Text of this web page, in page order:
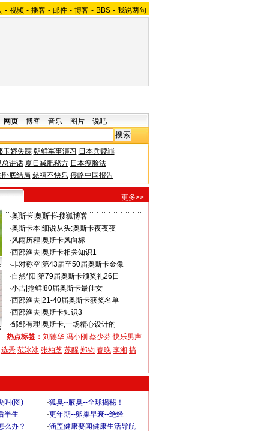
- 视频 - 播客 - 邮件 - 博客 - BBS - 我说两句
网页 博客 音乐 图片 说吧
玉娇失踪 朝鲜军事演习 日本兵赎罪
总讲话 夏日减肥秘方 日本瘦脸法
卧底结局 慈禧不快乐 侵略中国报告
更多>>
·奥斯卡| 奥斯卡-搜狐博客
·奥斯卡本| 细说从头:奥斯卡夜夜夜
·风雨历程 奥斯卡风向标
·西部渔夫 奥斯卡相关知识1
·非对称空| 第43届至50届奥斯卡金像
·自然*阳 第79届奥斯卡颁奖礼26日
·小吉| 抢鲜!80届奥斯卡最佳女
·西部渔夫 21-40届奥斯卡获奖名单
·西部渔夫 奥斯卡知识3
·邹邹有理 奥斯卡,一场精心设计的
热点标签： 刘德华 冯小刚 蔡少芬 快乐男声
选秀 范冰冰 张柏芝 苏醒 郑钧 春晚 李湘 搞
叫(图) ·狐臭--腋臭--全球揭秘！
半生 ·更年期--卵巢早衰--绝经
么办？ ·涵盖健康要闻健康生活导航